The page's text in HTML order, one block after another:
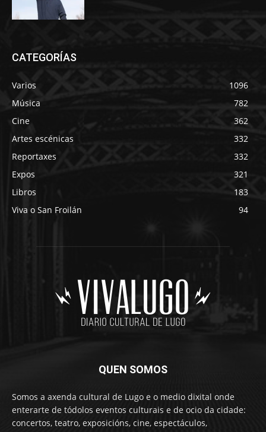
CATEGORÍAS
Varios
1096
Música
782
Cine
362
Artes escénicas
332
Reportaxes
332
Expos
321
Libros
183
Viva o San Froilán
94
QUEN SOMOS
Somos a axenda cultural de Lugo e o medio dixital onde
enterarte de tódolos eventos culturais e de ocio da cidade:
concertos, teatro, exposicións, cine, espectáculos,